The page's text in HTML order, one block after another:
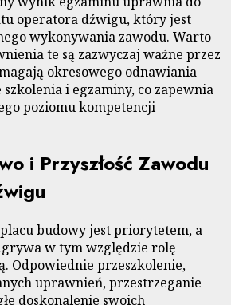
operatora dźwigu, który jest
wykonywania zawodu. Warto
te są zazwyczaj ważne przez
okresowego odnawiania
i egzaminy, co zapewnia
poziomu kompetencji
i Przyszłość Zawodu
budowy jest priorytetem, a
w tym względzie rolę
Odpowiednie przeszkolenie,
uprawnień, przestrzeganie
doskonalenie swoich